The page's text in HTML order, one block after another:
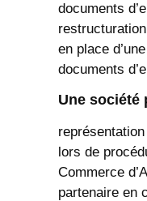
documents
en place
documents
Une société
lors de
Commerce
partenaire en